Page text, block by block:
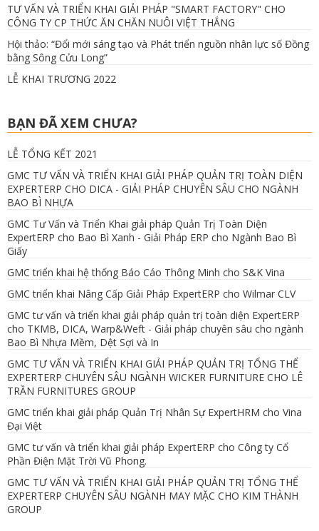
TƯ VẤN VÀ TRIỂN KHAI GIẢI PHÁP "SMART FACTORY" CHO
CÔNG TY CP THỨC ĂN CHĂN NUÔI VIỆT THẮNG
Hội thảo: “Đổi mới sáng tạo và Phát triển nguồn nhân lực số Đồng
bằng Sông Cửu Long”
LỄ KHAI TRƯƠNG 2022
BẠN ĐÃ XEM CHƯA?
LỄ TỔNG KẾT 2021
GMC TƯ VẤN VÀ TRIỂN KHAI GIẢI PHÁP QUẢN TRỊ TOÀN DIỆN
EXPERTERP CHO DICA - GIẢI PHÁP CHUYÊN SÂU CHO NGÀNH
BAO BÌ NHỰA
GMC Tư Vấn và Triển Khai giải pháp Quản Trị Toàn Diện
ExpertERP cho Bao Bì Xanh - Giải Pháp ERP cho Ngành Bao Bì
Giấy
GMC triển khai hệ thống Báo Cáo Thông Minh cho S&K Vina
GMC triển khai Nâng Cấp Giải Pháp ExpertERP cho Wilmar CLV
GMC tư vấn và triển khai giải pháp quản trị toàn diện ExpertERP
cho TKMB, DICA, Warp&Weft - Giải pháp chuyên sâu cho ngành
Bao Bì Nhựa Mềm, Dệt Sợi và In
GMC TƯ VẤN VÀ TRIỂN KHAI GIẢI PHÁP QUẢN TRỊ TỔNG THỂ
EXPERTERP CHUYÊN SÂU NGÀNH WICKER FURNITURE CHO LÊ
TRẦN FURNITURES GROUP
GMC triển khai giải pháp Quản Trị Nhân Sự ExpertHRM cho Vina
Đại Việt
GMC tư vấn và triển khai giải pháp ExpertERP cho Công ty Cổ
Phần Điện Mặt Trời Vũ Phong.
GMC TƯ VẤN VÀ TRIỂN KHAI GIẢI PHÁP QUẢN TRỊ TỔNG THỂ
EXPERTERP CHUYÊN SÂU NGÀNH MAY MẶC CHO KIM THÀNH
GROUP